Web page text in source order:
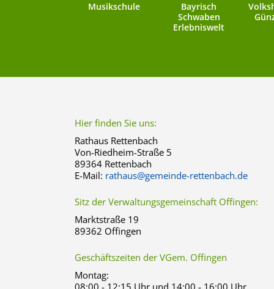
Musikschule
Bayrisch
Schwaben
Erlebniswelt
Hier finden Sie uns:
Rathaus Rettenbach
Von-Riedheim-Straße 5
89364 Rettenbach
E-Mail: rathaus@gemeinde-rettenbach.de
Sitz der Verwaltungsgemeinschaft Offingen:
Marktstraße 19
89362 Offingen
Geschäftszeiten der VGem. Offingen
Montag:
08:00 - 12:15 Uhr und 14:00 - 16:00 Uhr